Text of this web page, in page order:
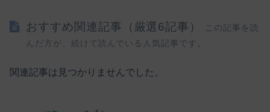
おすすめ関連記事（厳選6記事）
この記事を読
んだ方が、続けて読んでいる人気記事です。
関連記事は見つかりませんでした。